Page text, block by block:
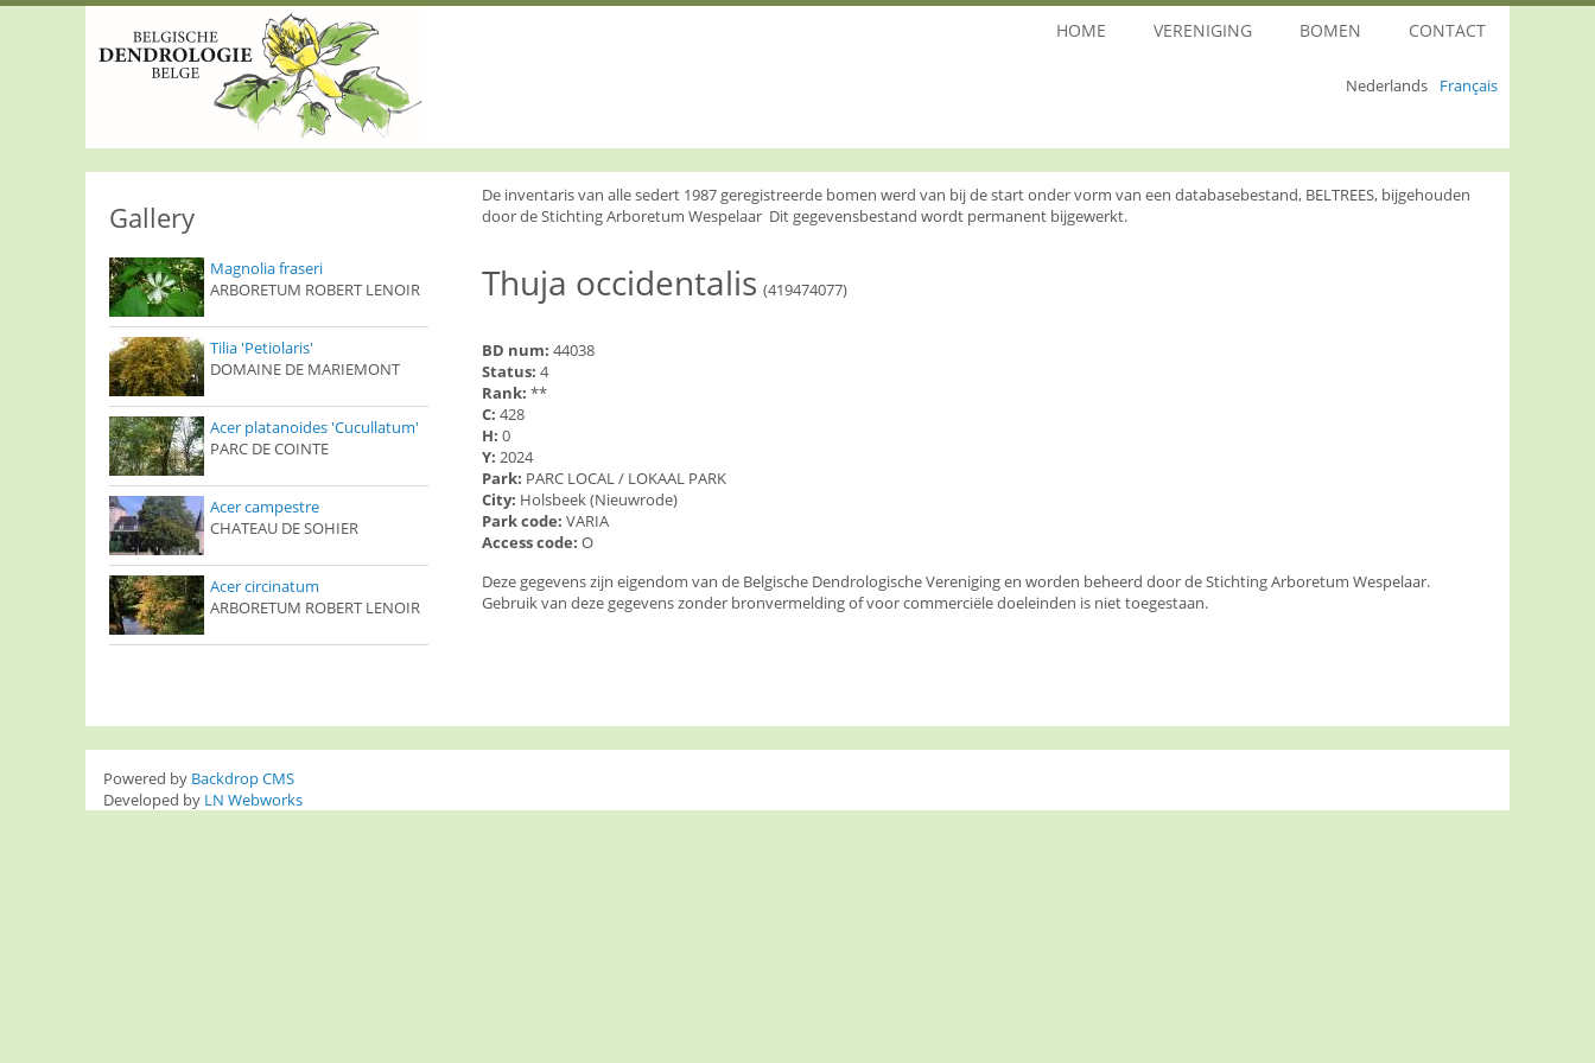
Nederlands Français
HOME VERENIGING BOMEN CONTACT
De inventaris van alle sedert 1987 geregistreerde bomen werd van bij de start onder vorm van een databasebestand, BELTREES, bijgehouden
door de Stichting Arboretum Wespelaar Dit gegevensbestand wordt permanent bijgewerkt.
Thuja occidentalis (419474077)
BD num: 44038
Status: 4
Rank: **
C: 428
H: 0
Y: 2024
Park: PARC LOCAL / LOKAAL PARK
City: Holsbeek (Nieuwrode)
Park code: VARIA
Access code: O
Deze gegevens zijn eigendom van de Belgische Dendrologische Vereniging en worden beheerd door de Stichting Arboretum Wespelaar.
Gebruik van deze gegevens zonder bronvermelding of voor commerciële doeleinden is niet toegestaan.
Gallery
Magnolia fraseri
ARBORETUM ROBERT LENOIR
Tilia 'Petiolaris'
DOMAINE DE MARIEMONT
Acer platanoides 'Cucullatum'
PARC DE COINTE
Acer campestre
CHATEAU DE SOHIER
Acer circinatum
ARBORETUM ROBERT LENOIR
Powered by Backdrop CMS
Developed by LN Webworks